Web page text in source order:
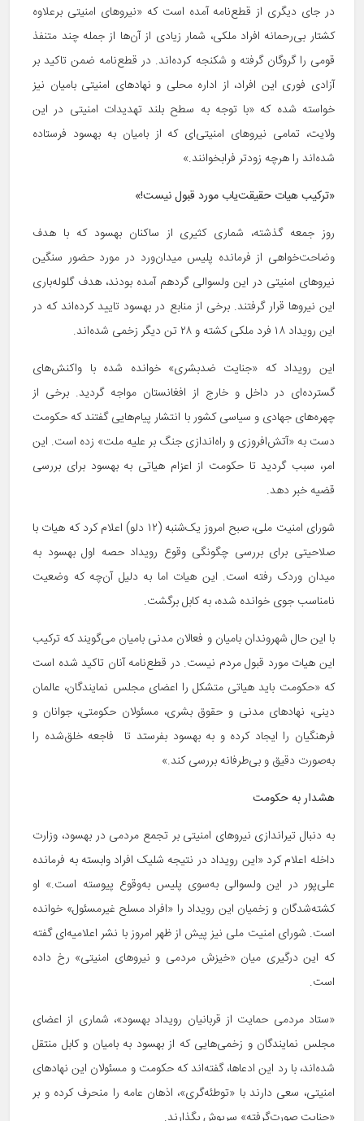
در جای دیگری از قطع‌نامه آمده است که «نیروهای امنیتی برعلاوه
کشتار بی‌رحمانه افراد ملکی، شمار زیادی از آن‌ها از جمله چند متنفذ
قومی را گروگان گرفته‌ و شکنجه کرده‌اند. در قطع‌نامه ضمن تاکید بر
آزادی فوری این افراد، از اداره محلی و نهادهای امنیتی بامیان نیز
خواسته شده که «با توجه به سطح بلند تهدیدات امنیتی در این
ولایت، تمامی نیروهای امنیتی‌ای که از بامیان به بهسود فرستاده
شده‌اند را هرچه زودتر فرابخوانند.»
«ترکیب هیات حقیقت‌یاب مورد قبول نیست!»
روز جمعه گذشته، شماری کثیری از ساکنان بهسود که با هدف
وضاحت‌خواهی از فرمانده پلیس میدان‌ورد در مورد حضور سنگین
نیروهای امنیتی در این ولسوالی گردهم آمده بودند، هدف گلوله‌باری
این نیروها قرار گرفتند. برخی از منابع در بهسود تایید کرده‌اند که در
این رویداد ۱۸ فرد ملکی کشته و ۲۸ تن دیگر زخمی شده‌اند.
این رویداد که «جنایت ضدبشری» خوانده شده با واکنش‌های
گسترده‌ای در داخل و خارج از افغانستان مواجه گردید. برخی از
چهره‌های جهادی و سیاسی کشور با انتشار پیام‌هایی گفتند که حکومت
دست به «آتش‌افروزی و راه‌اندازی جنگ بر علیه ملت» زده است. این
امر، سبب گردید تا حکومت از اعزام هیاتی به بهسود برای بررسی
قضیه خبر دهد.
شورای امنیت ملی، صبح امروز یک‌شنبه (۱۲ دلو) اعلام کرد که هیات با
صلاحیتی برای بررسی چگونگی وقوع رویداد حصه اول بهسود به
میدان وردک رفته است. این هیات اما به دلیل آن‌چه که وضعیت
نامناسب جوی خوانده شده، به کابل برگشت.
با این حال شهروندان بامیان و فعالان مدنی بامیان می‌گویند که ترکیب
این هیات مورد قبول مردم نیست. در قطع‌نامه آنان تاکید شده است
که «حکومت باید هیاتی متشکل را اعضای مجلس نمایندگان، عالمان
دینی، نهادهای مدنی و حقوق بشری، مسئولان حکومتی، جوانان و
فرهنگیان را ایجاد کرده و به بهسود بفرستد تا فاجعه خلق‌شده را
به‌صورت دقیق و بی‌طرفانه بررسی کند.»
هشدار به حکومت
به دنبال تیراندازی نیروهای امنیتی بر تجمع مردمی در بهسود، وزارت
داخله اعلام کرد «این رویداد در نتیجه شلیک افراد وابسته به فرمانده
علی‌پور در این ولسوالی به‌سوی پلیس به‌وقوع پیوسته است.» او
کشته‌شدگان و زخمیان این رویداد را «افراد مسلح غیرمسئول» خوانده
است. شورای امنیت ملی نیز پیش از ظهر امروز با نشر اعلامیه‌ای گفته
که این درگیری میان «خیزش مردمی و نیروهای امنیتی» رخ داده
است.
«ستاد مردمی حمایت از قربانیان رویداد بهسود»، شماری از اعضای
مجلس نمایندگان و زخمی‌هایی که از بهسود به بامیان و کابل منتقل
شده‌اند، با رد این ادعاها، گفته‌اند که حکومت و مسئولان این نهادهای
امنیتی، سعی دارند با «توطئه‌گری»، اذهان عامه را منحرف کرده و بر